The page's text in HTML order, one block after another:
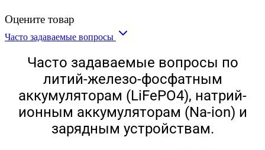
Оцените товар
Часто задаваемые вопросы
Часто задаваемые вопросы по
литий-железо-фосфатным
аккумуляторам (LiFePO4), натрий-
ионным аккумуляторам (Na-ion) и
зарядным устройствам.